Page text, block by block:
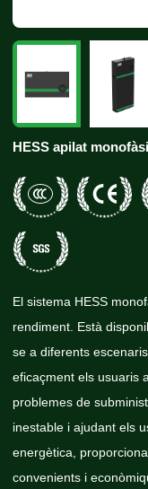
HESS apilat
El sistema HESS
rendiment. Està
se a diferents
eficaçment els usuaris
problemes de
inestable i ajudant els
energètica,
convenients i